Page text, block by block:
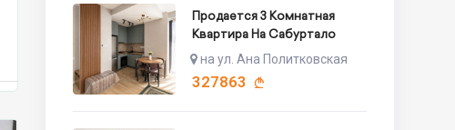
Продается 3 Комнатная
Квартира На Сабуртало
на ул. Ана Политковская
327863